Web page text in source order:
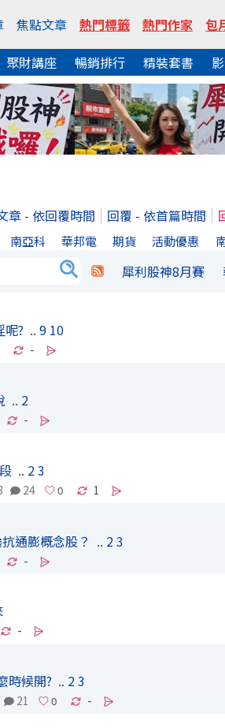
焦點文章 熱門標籤 熱門作家 包
聚財講座 暢銷排行 精裝套書
章 - 依回覆時間 回覆 - 依首篇時間
南亞科 華邦電 期貨 活動優惠
犀利股神8月賽
呢? ..9 10
-
.. 2
-
.. 23
24 1
通膨概念股？ .. 23
-
-
時候開? .. 23
21 -